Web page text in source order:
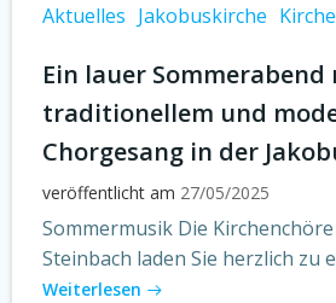
Aktuelles Jakobuskirche
Ein lauer Sommerabend
traditionellem und
Chorgesang in der
veröffentlicht am 27/05/2025
Sommermusik Die
Steinbach laden Sie herzlich zu
Weiterlesen